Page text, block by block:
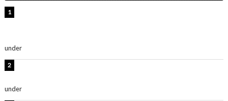
under
under